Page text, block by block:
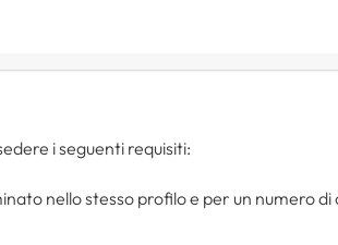
i seguenti requisiti:
nello stesso profilo e per un numero